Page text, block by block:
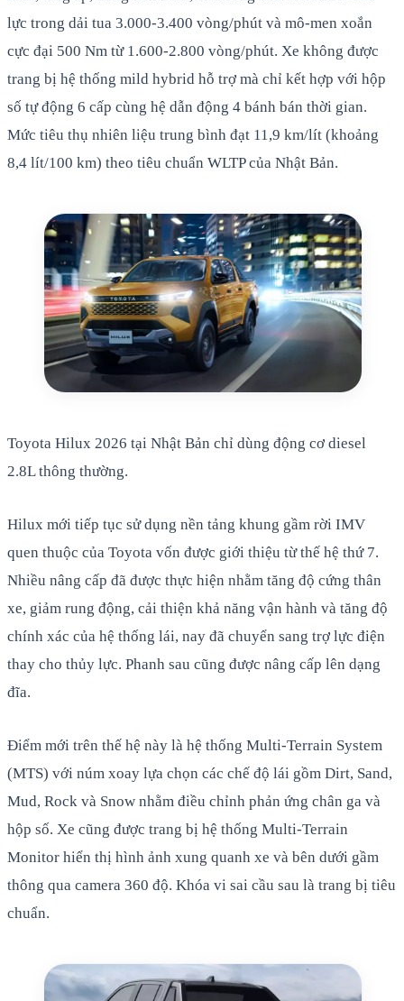
lực trong dải tua 3.000-3.400 vòng/phút và mô-men xoắn
cực đại 500 Nm từ 1.600-2.800 vòng/phút. Xe không được
trang bị hệ thống mild hybrid hỗ trợ mà chỉ kết hợp với hộp
số tự động 6 cấp cùng hệ dẫn động 4 bánh bán thời gian.
Mức tiêu thụ nhiên liệu trung bình đạt 11,9 km/lít (khoảng
8,4 lít/100 km) theo tiêu chuẩn WLTP của Nhật Bản.
Toyota Hilux 2026 tại Nhật Bản chỉ dùng động cơ diesel
2.8L thông thường.
Hilux mới tiếp tục sử dụng nền tảng khung gầm rời IMV
quen thuộc của Toyota vốn được giới thiệu từ thế hệ thứ 7.
Nhiều nâng cấp đã được thực hiện nhằm tăng độ cứng thân
xe, giảm rung động, cải thiện khả năng vận hành và tăng độ
chính xác của hệ thống lái, nay đã chuyển sang trợ lực điện
thay cho thủy lực. Phanh sau cũng được nâng cấp lên dạng
đĩa.
Điểm mới trên thế hệ này là hệ thống Multi-Terrain System
(MTS) với núm xoay lựa chọn các chế độ lái gồm Dirt, Sand,
Mud, Rock và Snow nhằm điều chỉnh phản ứng chân ga và
hộp số. Xe cũng được trang bị hệ thống Multi-Terrain
Monitor hiển thị hình ảnh xung quanh xe và bên dưới gầm
thông qua camera 360 độ. Khóa vi sai cầu sau là trang bị tiêu
chuẩn.